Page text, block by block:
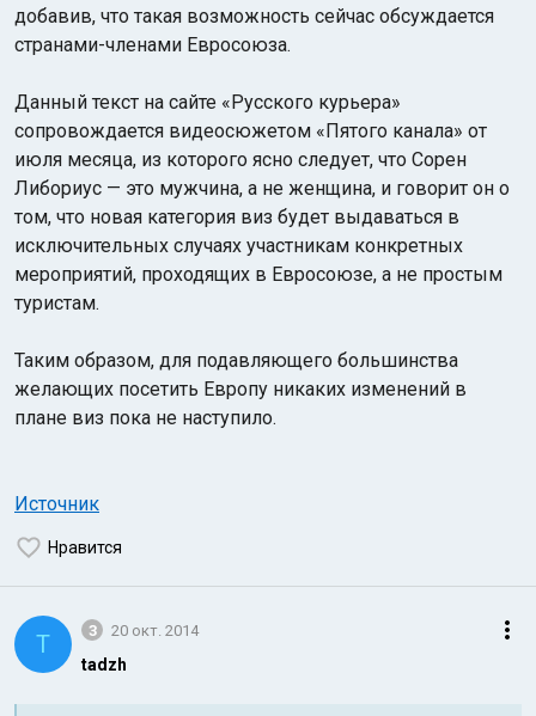
добавив, что такая возможность сейчас обсуждается
странами-членами Евросоюза.
Данный текст на сайте «Русского курьера»
сопровождается видеосюжетом «Пятого канала» от
июля месяца, из которого ясно следует, что Сорен
Либориус — это мужчина, а не женщина, и говорит он о
том, что новая категория виз будет выдаваться в
исключительных случаях участникам конкретных
мероприятий, проходящих в Евросоюзе, а не простым
туристам.
Таким образом, для подавляющего большинства
желающих посетить Европу никаких изменений в
плане виз пока не наступило.
Источник
Нравится
T 3 20 окт. 2014
tadzh